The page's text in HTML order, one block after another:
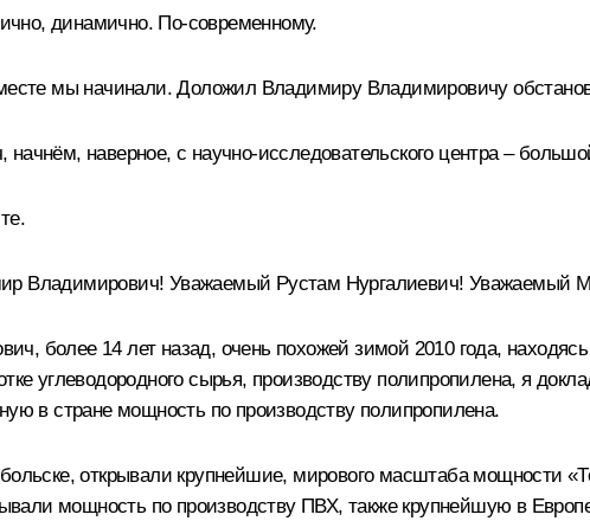
динамично. По-современному.
мы начинали. Доложил Владимиру Владимировичу
наверное, с научно-исследовательского центра –
Владимирович! Уважаемый Рустам Нургалиевич! Уважаемый
более 14 лет назад, очень похожей зимой 2010 года,
углеводородного сырья, производству полипропилена, я
в стране мощность по производству полипропилена.
открывали крупнейшие, мирового масштаба мощности
мощность по производству ПВХ, также крупнейшую в